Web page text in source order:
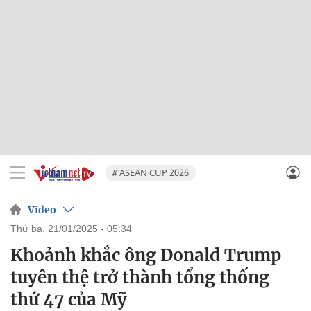
# ASEAN CUP 2026
Video
thứ ba, 21/01/2025 - 05:34
Khoảnh khắc ông Donald Trump
tuyên thệ trở thành tổng thống
thứ 47 của Mỹ